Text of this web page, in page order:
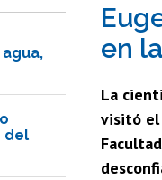
del
en
La
visitó el